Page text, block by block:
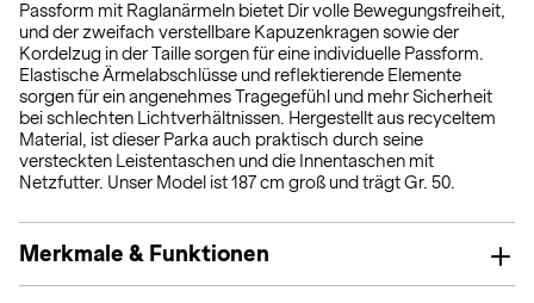
Passform mit Raglanärmeln bietet Dir volle Bewegungsfreiheit,
und der zweifach verstellbare Kapuzenkragen sowie der
Kordelzug in der Taille sorgen für eine individuelle Passform.
Elastische Ärmelabschlüsse und reflektierende Elemente
sorgen für ein angenehmes Tragegefühl und mehr Sicherheit
bei schlechten Lichtverhältnissen. Hergestellt aus recyceltem
Material, ist dieser Parka auch praktisch durch seine
versteckten Leistentaschen und die Innentaschen mit
Netzfutter. Unser Model ist 187 cm groß und trägt Gr. 50.
Merkmale & Funktionen